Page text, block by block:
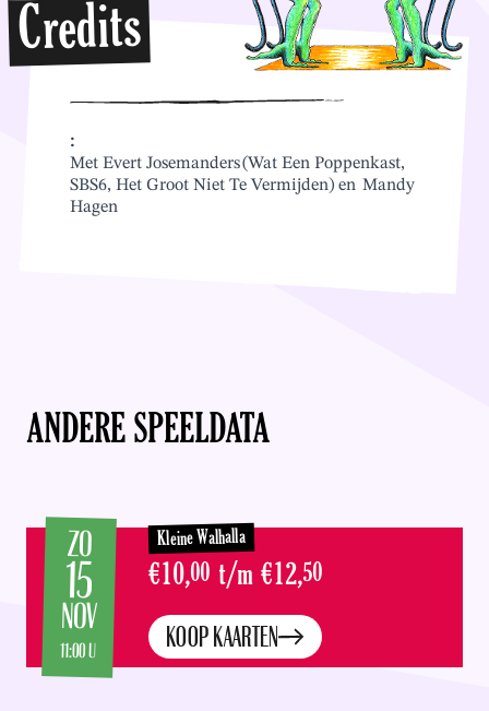
Credits
:
Met Evert Josemanders (Wat Een Poppenkast,
SBS6, Het Groot Niet Te Vermijden) en Mandy
Hagen
ANDERE SPEELDATA
ZO
15
NOV
11:00 U
Kleine Walhalla
€10,00 t/m €12,50
KOOP KAARTEN